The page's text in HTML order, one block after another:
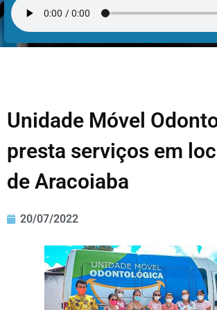
Unidade Móvel
presta serviços em
de Aracoiaba
20/07/2022